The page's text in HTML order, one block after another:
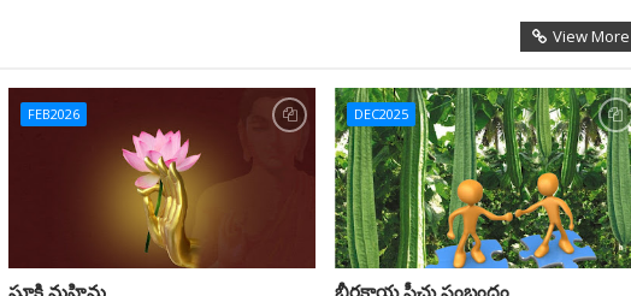
View More
FEB2026 DEC2025